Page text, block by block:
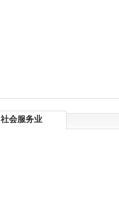
社会服务业